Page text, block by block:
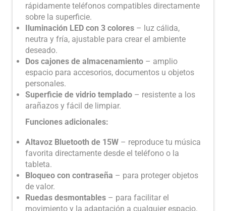
rápidamente teléfonos compatibles directamente
sobre la superficie.
Iluminación LED con 3 colores – luz cálida,
neutra y fría, ajustable para crear el ambiente
deseado.
Dos cajones de almacenamiento – amplio
espacio para accesorios, documentos u objetos
personales.
Superficie de vidrio templado – resistente a los
arañazos y fácil de limpiar.
Funciones adicionales:
Altavoz Bluetooth de 15W – reproduce tu música
favorita directamente desde el teléfono o la
tableta.
Bloqueo con contraseña – para proteger objetos
de valor.
Ruedas desmontables – para facilitar el
movimiento y la adaptación a cualquier espacio.